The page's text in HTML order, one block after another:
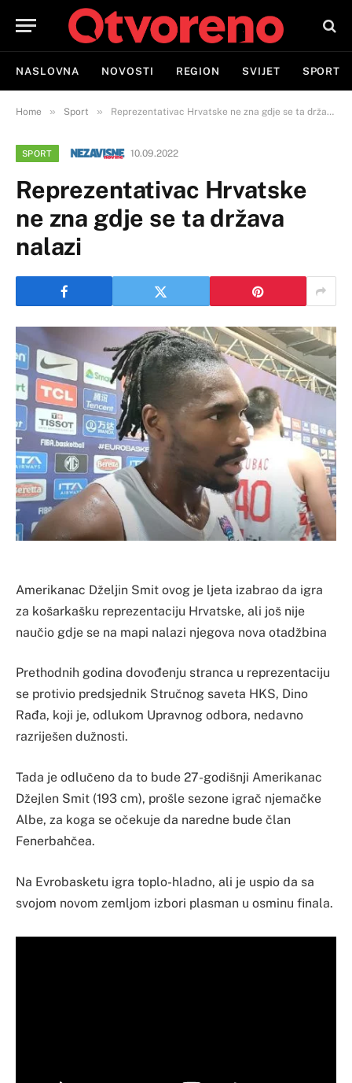
NASLOVNA NOVOSTI REGION SVIJET SPORT
Home » Sport » Reprezentativac Hrvatske ne zna gdje se ta država nalazi
SPORT 10.09.2022
Reprezentativac Hrvatske
ne zna gdje se ta država
nalazi
Amerikanac Dželjin Smit ovog je ljeta izabrao da igra
za košarkašku reprezentaciju Hrvatske, ali još nije
naučio gdje se na mapi nalazi njegova nova otadžbina
Prethodnih godina dovođenju stranca u reprezentaciju
se protivio predsjednik Stručnog saveta HKS, Dino
Rađa, koji je, odlukom Upravnog odbora, nedavno
razriješen dužnosti.
Tada je odlučeno da to bude 27-godišnji Amerikanac
Džejlen Smit (193 cm), prošle sezone igrač njemačke
Albe, za koga se očekuje da naredne bude član
Fenerbahčea.
Na Evrobasketu igra toplo-hladno, ali je uspio da sa
svojom novom zemljom izbori plasman u osminu finala.